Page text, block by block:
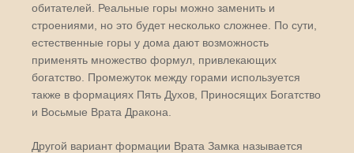
обитателей. Реальные горы можно заменить и
строениями, но это будет несколько сложнее. По сути,
естественные горы у дома дают возможность
применять множество формул, привлекающих
богатство. Промежуток между горами используется
также в формациях Пять Духов, Приносящих Богатство
и Восьмые Врата Дракона.
Другой вариант формации Врата Замка называется